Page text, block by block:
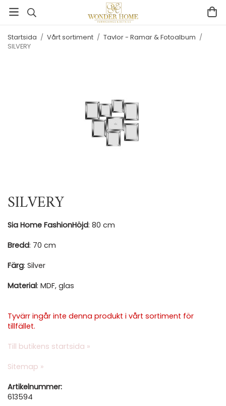
Startsida / Vårt sortiment / Tavlor - Ramar & Fotoalbum /
SILVERY
SILVERY
Sia Home FashionHöjd: 80 cm
Bredd: 70 cm
Färg: Silver
Material: MDF, glas
Tyvärr ingår inte denna produkt i vårt sortiment för
tillfället.
Till butikens startsida »
Sitemap »
Artikelnummer:
613594